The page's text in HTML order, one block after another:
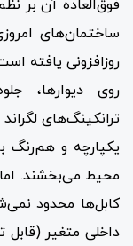
فوق‌العاده آن بر
ساختمان‌های
روزافزونی یافته
روی دیوارها،
ترانکینگ‌های
یکپارچه و هم‌رنگ
محیط می‌بخشند. اما
کابل‌ها محدود